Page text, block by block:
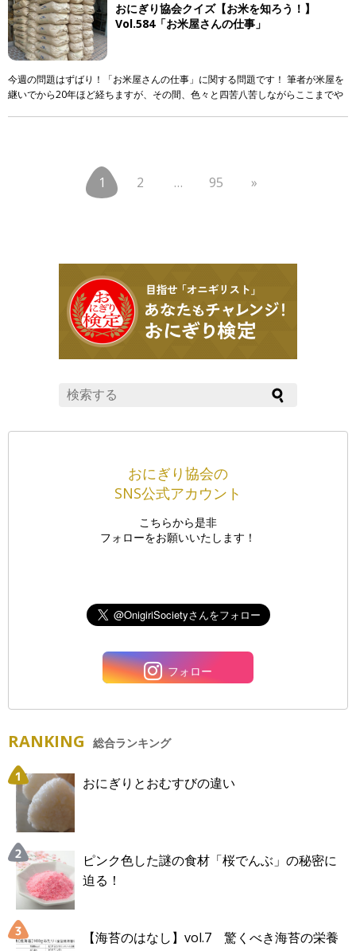
おにぎり協会クイズ【お米を知ろう！】
Vol.584「お米屋さんの仕事」
今週の問題はずばり！「お米屋さんの仕事」に関する問題です！ 筆者が米屋を
継いでから20年ほど経ちますが、その間、色々と四苦八苦しながらここまでや
1 2 … 95 »
おにぎり協会の
SNS公式アカウント
こちらから是非
フォローをお願いいたします！
フォロー
RANKING 総合ランキング
おにぎりとおむすびの違い
ピンク色した謎の食材「桜でんぶ」の秘密に
迫る！
【海苔のはなし】vol.7 驚くべき海苔の栄養